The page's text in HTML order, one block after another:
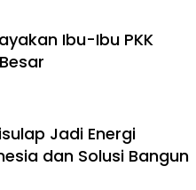
Ibu-Ibu PKK
Jadi Energi
dan Solusi Bangun